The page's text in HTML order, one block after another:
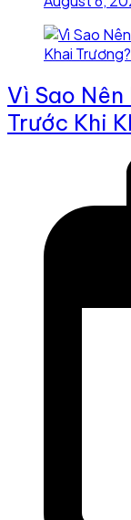
Vì Sao Nên
Trước Khi